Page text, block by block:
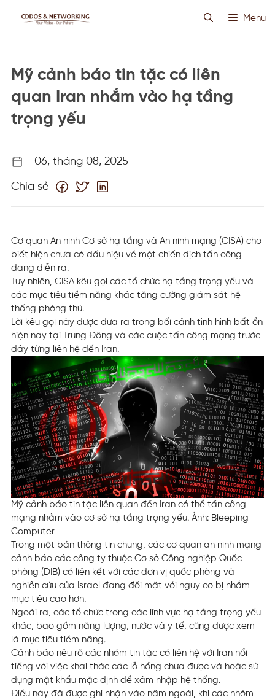
Menu
CLOUD VPS
ANTI DDOS
PROXY CUSTOM
TIN TỨC
Mỹ cảnh báo tin tặc có liên
quan Iran nhắm vào hạ tầng
trọng yếu
06, tháng 08, 2025
Chia sẻ
Cơ quan An ninh Cơ sở hạ tầng và An ninh mạng (CISA) cho
biết hiện chưa có dấu hiệu về một chiến dịch tấn công
đang diễn ra.
Tuy nhiên, CISA kêu gọi các tổ chức hạ tầng trọng yếu và
các mục tiêu tiềm năng khác tăng cường giám sát hệ
thống phòng thủ.
Lời kêu gọi này được đưa ra trong bối cảnh tình hình bất ổn
hiện nay tại Trung Đông và các cuộc tấn công mạng trước
đây từng liên hệ đến Iran.
Mỹ cảnh báo tin tặc liên quan đến Iran có thể tấn công
mạng nhằm vào cơ sở hạ tầng trọng yếu. Ảnh: Bleeping
Computer
Trong một bản thông tin chung, các cơ quan an ninh mạng
cảnh báo các công ty thuộc Cơ sở Công nghiệp Quốc
phòng (DIB) có liên kết với các đơn vị quốc phòng và
nghiên cứu của Israel đang đối mặt với nguy cơ bị nhắm
mục tiêu cao hơn.
Ngoài ra, các tổ chức trong các lĩnh vực hạ tầng trọng yếu
khác, bao gồm năng lượng, nước và y tế, cũng được xem
là mục tiêu tiềm năng.
Cảnh báo nêu rõ các nhóm tin tặc có liên hệ với Iran nổi
tiếng với việc khai thác các lỗ hổng chưa được vá hoặc sử
dụng mật khẩu mặc định để xâm nhập hệ thống.
Điều này đã được ghi nhận vào năm ngoái, khi các nhóm